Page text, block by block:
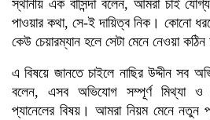
স্থানীয় এক বাসিন্দা বলেন, আমরা চাই
পাওয়ার কথা, সে-ই দায়িত্ব নিক। কোনো
কেউ চেয়ারম্যান হলে সেটা মেনে নেওয়া কঠিন
এ বিষয়ে জানতে চাইলে নাছির উদ্দীন সব
বলেন, এসব অভিযোগ সম্পূর্ণ মিথ্যা
প্যানেলের বিষয়। আমরা নিয়ম মেনে নতুন